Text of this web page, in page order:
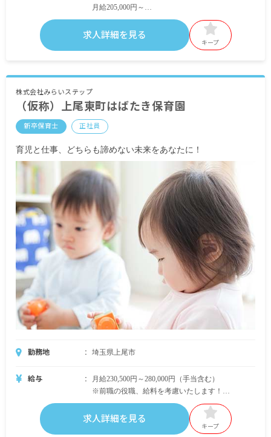
月給205,000円～
・内訳
基本給160,000円～
処遇改善Ⅲ5,000円
・別途支給手当
時間外手当
昇給年1回（4月）下限3,000円～／月
賞与年2回 基本給×3カ月分（2年目以降）
求人詳細を見る
キープ
株式会社みらいステップ
（仮称）上尾東町はばたき保育園
新卒保育士 正社員
育児と仕事、どちらも諦めない未来をあなたに！
勤務地 埼玉県上尾市
給与
月給230,500円～280,000円（手当含む）
※前職の役職、給料を考慮いたします！
・別途支給
時間外手当（固定残業代なし）
求人詳細を見る
キープ